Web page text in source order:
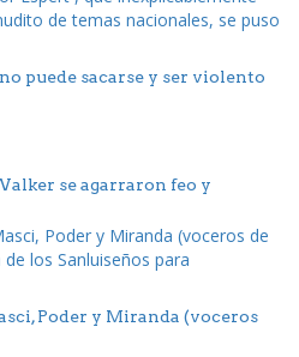
puede sacarse y ser violento
se agarraron feo y
Poder y Miranda (voceros